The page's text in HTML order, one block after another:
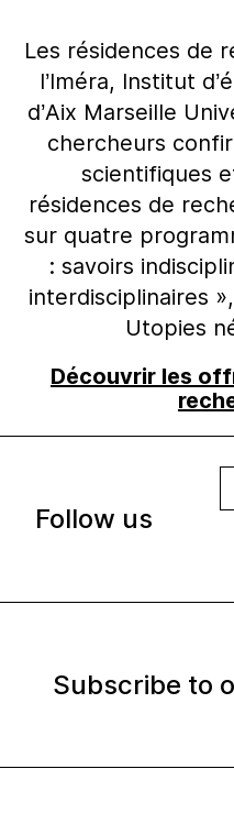
Les résidences de
l’Iméra, Institut
d’Aix Marseille
chercheurs
scientifiques
résidences de
sur quatre
: savoirs
interdisciplinaires
Utopies
Découvrir les
Follow us
Subscribe to